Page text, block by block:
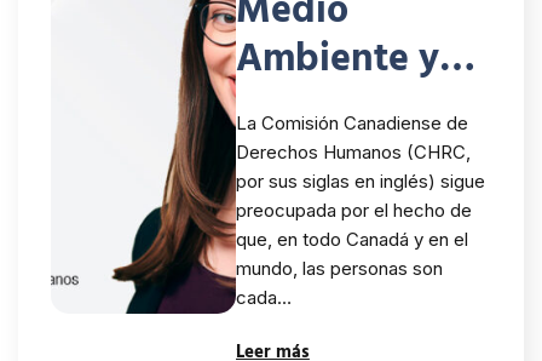
Ambiente y
Derechos
Humanos
La Comisión Canadiense de
Derechos Humanos (CHRC,
por sus siglas en inglés) sigue
preocupada por el hecho de
que, en todo Canadá y en el
mundo, las personas son
cada…
Leer más